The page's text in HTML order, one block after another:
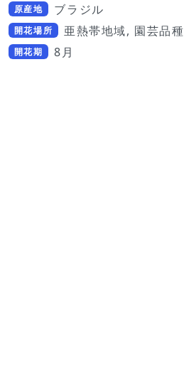
原産地 ブラジル
開花場所 亜熱帯地域, 園芸品種
開花期 8月